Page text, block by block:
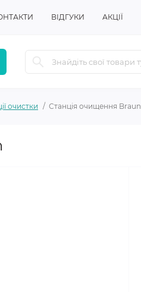
ВІДГУКИ АКЦІЇ
очистки Станція очищення Braun